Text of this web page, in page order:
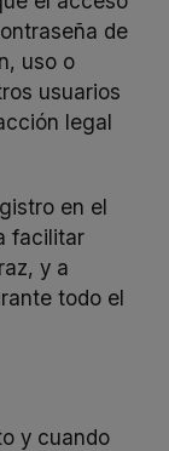
de
uso o
usuarios
legal
en el
facilitar
y a
todo el
y cuando